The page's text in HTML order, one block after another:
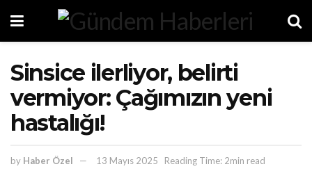
Sinsice ilerliyor, belirti
vermiyor: Çağımızın yeni
hastalığı!
by Haber Özel 13 Mayıs 2025 Reading Time: 2min read